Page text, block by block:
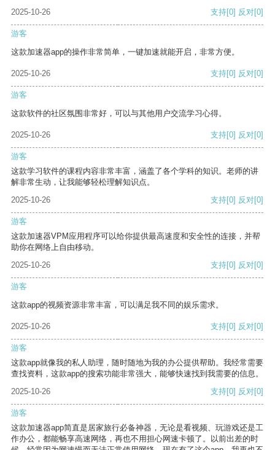
2025-10-26
支持[0] 反对[0]
游客
这款加速器app的操作非常简单，一键加速就能开启，非常方便。
2025-10-26 支持[0] 反对[0]
游客
这款软件的社区氛围非常好，可以与其他用户交流学习心得。
2025-10-26 支持[0] 反对[0]
游客
这款学习软件的课程内容非常丰富，涵盖了各个学科的知识。老师的讲
解非常生动，让我能够轻松理解知识点。
2025-10-26
支持[0] 反对[0]
游客
这款加速器VPM应用程序可以给你提供最高速度和安全性的连接，并帮
助你在网络上自由移动。
2025-10-26
支持[0] 反对[0]
游客
这款app的视频资源非常丰富，可以满足我不同的娱乐需求。
2025-10-26 支持[0] 反对[0]
游客
这款app就像我的私人助理，随时随地为我的办公提供帮助。我经常需要
查找资料，这款app的搜索功能非常强大，能够快速找到我需要的信息。
2025-10-26
支持[0] 反对[0]
游客
这款加速器app简直是居家旅行必备神器，无论是看视频、玩游戏还是工
作办公，都能畅享高速网络，再也不用担心网速卡顿了。以前出差的时